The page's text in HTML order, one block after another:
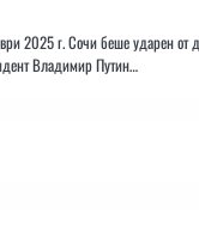
2025 г. Сочи беше ударен от
Владимир Путин…